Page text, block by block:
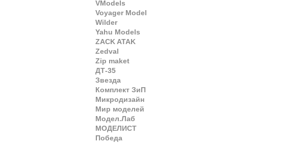
VModels
Voyager Model
Wilder
Yahu Models
ZACK ATAK
Zedval
Zip maket
ДТ-35
Звезда
Комплект ЗиП
Микродизайн
Мир моделей
Модел.Лаб
МОДЕЛИСТ
Победа